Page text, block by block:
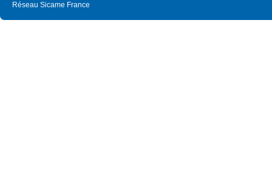
Réseau Sicame France